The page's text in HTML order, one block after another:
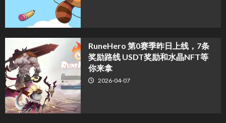
RuneHero 第0赛季昨日上线，7条
奖励路线 USDT奖励和水晶NFT等
你来拿
2026-04-07